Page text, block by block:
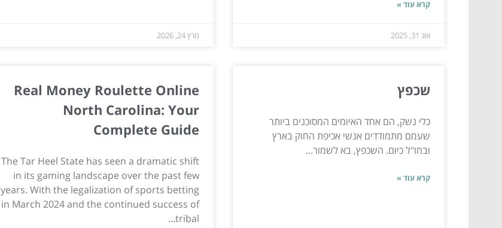
קרא עוד »
אוג 31, 2025 מרץ 24, 2026
שכפץ
כלי נשק, הם אחד האיומים המסוכנים ביותר
שעמם מתמודדים אנשי אכיפת החוק בארץ
ובחו"ל כיום. השכפץ, בא לשמור...
קרא עוד »
Real Money Roulette Online
North Carolina: Your
Complete Guide
The Tar Heel State has seen a dramatic shift
in its gaming landscape over the past few
years. With the legalization of sports betting
in March 2024 and the continued success of
tribal...